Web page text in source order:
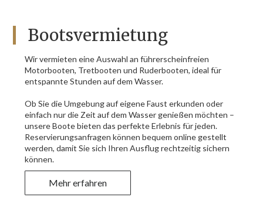
Bootsvermietung
Wir vermieten eine Auswahl an führerscheinfreien
Motorbooten, Tretbooten und Ruderbooten, ideal für
entspannte Stunden auf dem Wasser.
Ob Sie die Umgebung auf eigene Faust erkunden oder
einfach nur die Zeit auf dem Wasser genießen möchten –
unsere Boote bieten das perfekte Erlebnis für jeden.
Reservierungsanfragen können bequem online gestellt
werden, damit Sie sich Ihren Ausflug rechtzeitig sichern
können.
Mehr erfahren